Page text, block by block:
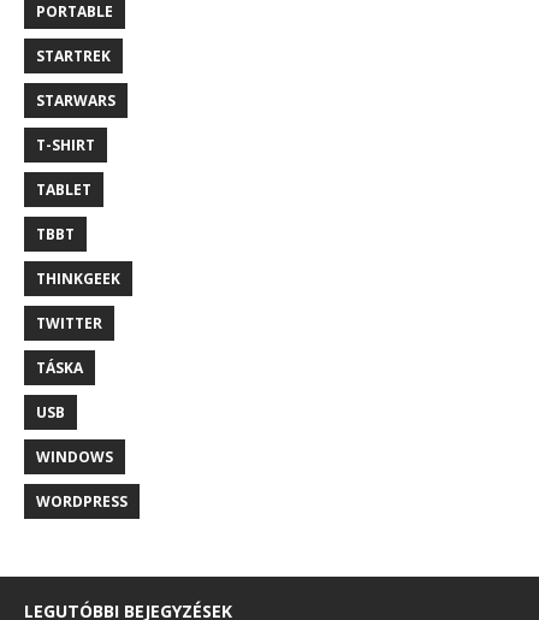
PORTABLE
STARTREK
STARWARS
T-SHIRT
TABLET
TBBT
THINKGEEK
TWITTER
TÁSKA
USB
WINDOWS
WORDPRESS
LEGUTÓBBI BEJEGYZÉSEK